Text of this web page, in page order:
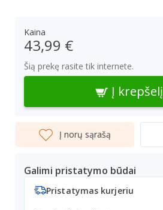
Kaina
43,99 €
Šią prekę rasite tik internete.
Į krepšelį
Į norų sąrašą
Galimi pristatymo būdai
Pristatymas kurjeriu